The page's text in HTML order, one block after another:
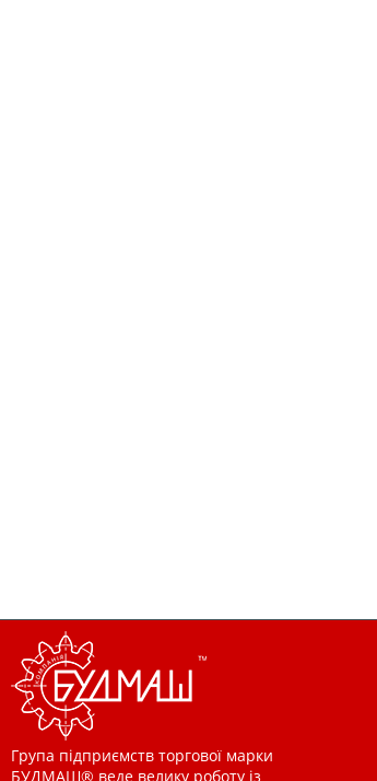
Група підприємств торгової марки
БУДМАШ® веде велику роботу із